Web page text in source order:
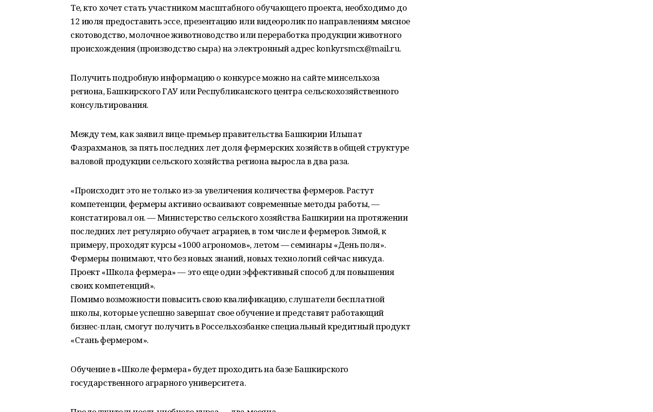
Те, кто хочет стать участником масштабного обучающего проекта, необходимо до
12 июля предоставить эссе, презентацию или видеоролик по направлениям мясное
скотоводство, молочное животноводство или переработка продукции животного
происхождения (производство сыра) на электронный адрес konkyrsmcx@mail.ru.
Получить подробную информацию о конкурсе можно на сайте минсельхоза
региона, Башкирского ГАУ или Республиканского центра сельскохозяйственного
консультирования.
Между тем, как заявил вице-премьер правительства Башкирии Ильшат
Фазрахманов, за пять последних лет доля фермерских хозяйств в общей структуре
валовой продукции сельского хозяйства региона выросла в два раза.
«Происходит это не только из-за увеличения количества фермеров. Растут
компетенции, фермеры активно осваивают современные методы работы, —
констатировал он. — Министерство сельского хозяйства Башкирии на протяжении
последних лет регулярно обучает аграриев, в том числе и фермеров. Зимой, к
примеру, проходят курсы «1000 агрономов», летом — семинары «День поля».
Фермеры понимают, что без новых знаний, новых технологий сейчас никуда.
Проект «Школа фермера» — это еще один эффективный способ для повышения
своих компетенций».
Помимо возможности повысить свою квалификацию, слушатели бесплатной
школы, которые успешно завершат свое обучение и представят работающий
бизнес-план, смогут получить в Россельхозбанке специальный кредитный продукт
«Стань фермером».
Обучение в «Школе фермера» будет проходить на базе Башкирского
государственного аграрного университета.